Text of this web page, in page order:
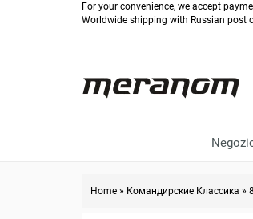
For your convenience, we accept
Worldwide shipping with Russian post
Home » Командирские Классика »